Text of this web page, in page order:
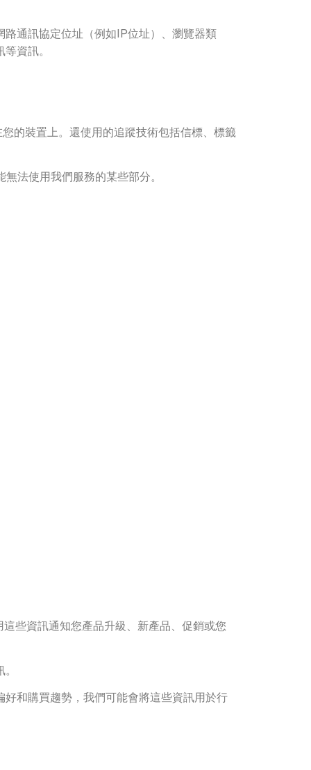
通訊協定位址（例如IP位址）、瀏覽器類
資訊。
的裝置上。還使用的追蹤技術包括信標、標籤
法使用我們服務的某些部分。
些資訊通知您產品升級、新產品、促銷或您
和購買趨勢，我們可能會將這些資訊用於行